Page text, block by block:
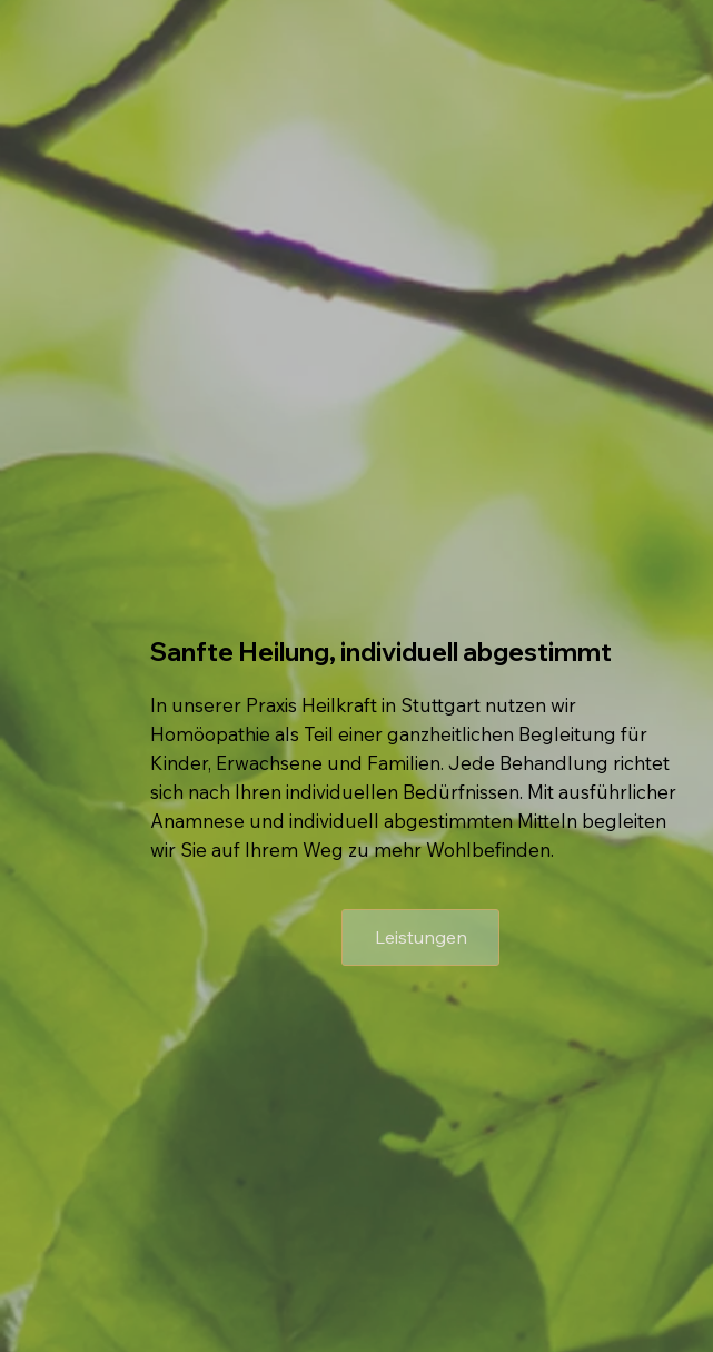
Sanfte Heilung, individuell abgestimmt
In unserer Praxis Heilkraft in Stuttgart nutzen wir
Homöopathie als Teil einer ganzheitlichen Begleitung für
Kinder, Erwachsene und Familien. Jede Behandlung richtet
sich nach Ihren individuellen Bedürfnissen. Mit ausführlicher
Anamnese und individuell abgestimmten Mitteln begleiten
wir Sie auf Ihrem Weg zu mehr Wohlbefinden.
Leistungen